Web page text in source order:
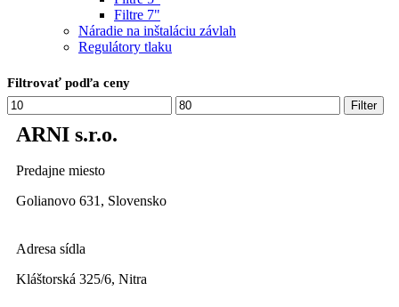
Filtre 7"
Náradie na inštaláciu závlah
Regulátory tlaku
Filtrovať podľa ceny
Filter
ARNI s.r.o.
Predajne miesto
Golianovo 631, Slovensko
Adresa sídla
Kláštorská 325/6, Nitra